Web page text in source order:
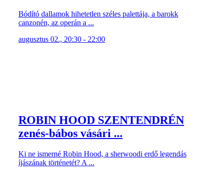
Bódító dallamok hihetetlen széles palettája, a barokk
canzonén, az operán a ...
augusztus 02., 20:30 - 22:00
ROBIN HOOD SZENTENDRÉN
zenés-bábos vásári ...
Ki ne ismerné Robin Hood, a sherwoodi erdő legendás
íjászának történetét? A ...